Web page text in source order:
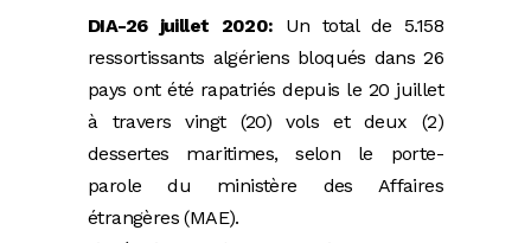
DIA-26 juillet 2020: Un total de 5.158
ressortissants algériens bloqués dans 26
pays ont été rapatriés depuis le 20 juillet
à travers vingt (20) vols et deux (2)
dessertes maritimes, selon le porte-
parole du ministère des Affaires
étrangères (MAE).